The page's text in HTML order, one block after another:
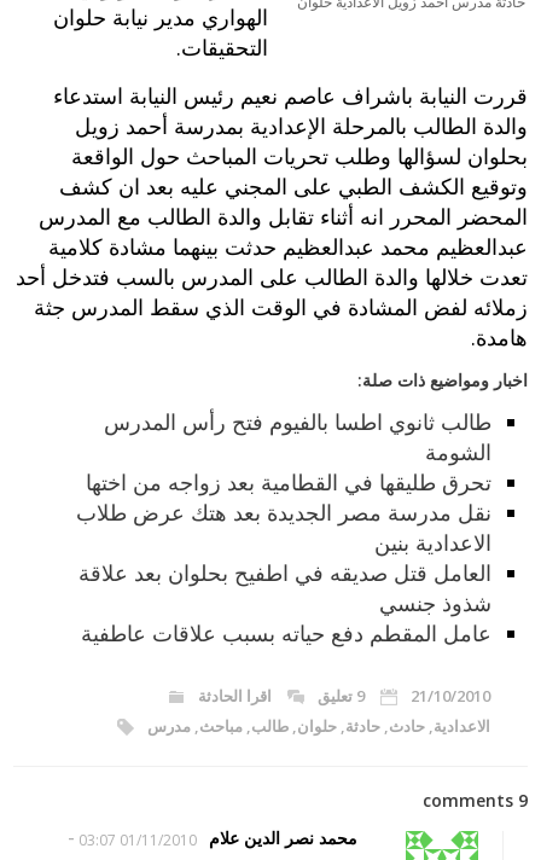
الهواري مدير نيابة حلوان
التحقيقات.
قررت النيابة باشراف عاصم نعيم رئيس النيابة استدعاء
والدة الطالب بالمرحلة الإعدادية بمدرسة أحمد زويل
بحلوان لسؤالها وطلب تحريات المباحث حول الواقعة
وتوقيع الكشف الطبي على المجني عليه بعد ان كشف
المحضر المحرر انه أثناء تقابل والدة الطالب مع المدرس
عبدالعظيم محمد عبدالعظيم حدثت بينهما مشادة كلامية
تعدت خلالها والدة الطالب على المدرس بالسب فتدخل أحد
زملائه لفض المشادة في الوقت الذي سقط المدرس جثة
هامدة.
اخبار ومواضيع ذات صلة:
طالب ثانوي اطسا بالفيوم فتح رأس المدرس
الشومة
تحرق طليقها في القطامية بعد زواجه من اختها
نقل مدرسة مصر الجديدة بعد هتك عرض طلاب
الاعدادية بنين
العامل قتل صديقه في اطفيح بحلوان بعد علاقة
شذوذ جنسي
عامل المقطم دفع حياته بسبب علاقات عاطفية
21/10/2010 9 تعليق
اقرا الحادثة
الاعدادية,حادث,حادثة,حلوان,طالب,مباحث,مدرس
9 comments
محمد نصر الدين علام
01/11/2010 03:07
-